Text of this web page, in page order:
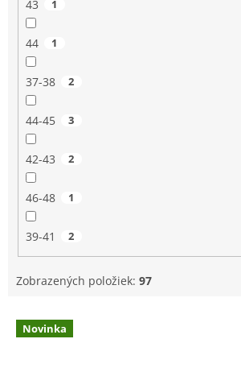
43 1
44 1
37-38 2
44-45 3
42-43 2
46-48 1
39-41 2
Zobrazených položiek: 97
V Novinka